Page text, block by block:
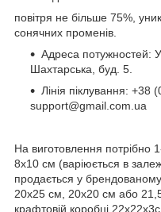
повітря не більше 75%,
сонячних променів.
Адреса потужностей:
Шахтарська, буд. 5.
Лінія піклування:
support@gmail.com.ua
На виготовлення потрібно
8х10 см (варіюється в
продається у
20х25 см, 20х20 см або
крафтовій коробці